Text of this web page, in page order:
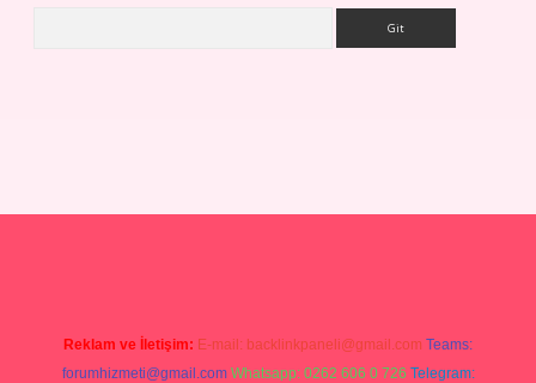
Reklam ve İletişim: E-mail: backlinkpaneli@gmail.com Teams:
forumhizmeti@gmail.com Whatsapp: 0262 606 0 726 Telegram: